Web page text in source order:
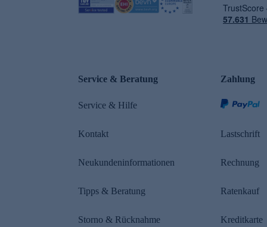
Service & Beratung
Service & Hilfe
Kontakt
Neukundeninformationen
Tipps & Beratung
Storno & Rücknahme
Zahlung
Lastschrift
Rechnung
Ratenkauf
Kreditkarte